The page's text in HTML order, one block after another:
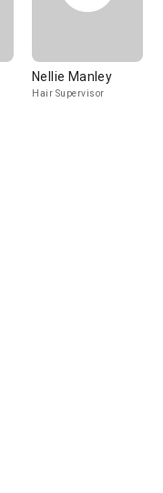
Nellie Manley
Hair Supervisor